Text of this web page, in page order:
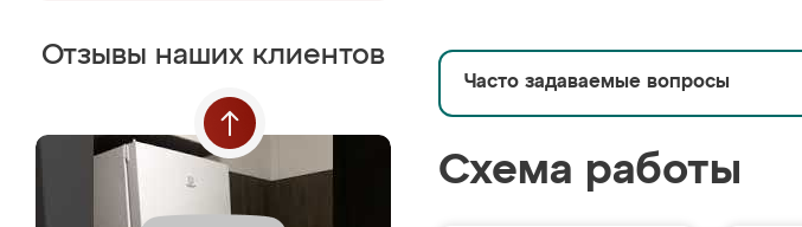
Отзывы наших клиентов
Часто задаваемые вопросы
Схема работы